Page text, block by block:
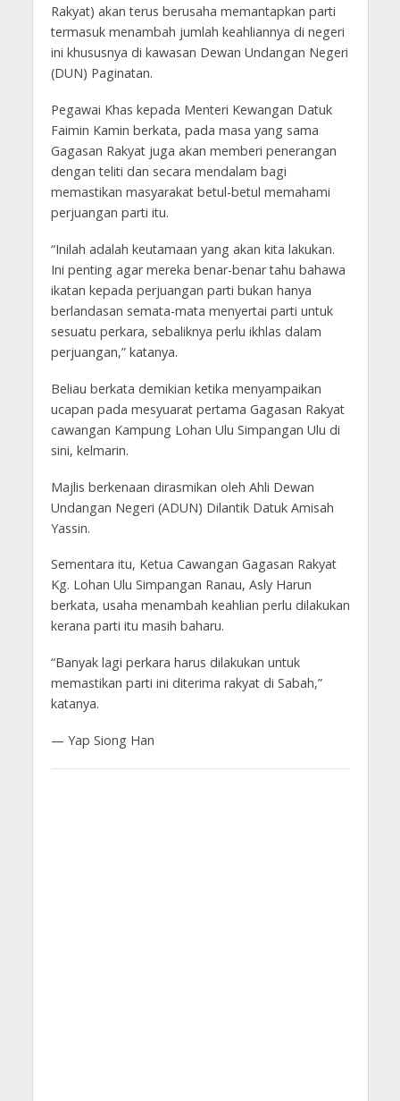
Rakyat) akan terus berusaha memantapkan parti
termasuk menambah jumlah keahliannya di negeri
ini khususnya di kawasan Dewan Undangan Negeri
(DUN) Paginatan.
Pegawai Khas kepada Menteri Kewangan Datuk
Faimin Kamin berkata, pada masa yang sama
Gagasan Rakyat juga akan memberi penerangan
dengan teliti dan secara mendalam bagi
memastikan masyarakat betul-betul memahami
perjuangan parti itu.
“Inilah adalah keutamaan yang akan kita lakukan.
Ini penting agar mereka benar-benar tahu bahawa
ikatan kepada perjuangan parti bukan hanya
berlandasan semata-mata menyertai parti untuk
sesuatu perkara, sebaliknya perlu ikhlas dalam
perjuangan,” katanya.
Beliau berkata demikian ketika menyampaikan
ucapan pada mesyuarat pertama Gagasan Rakyat
cawangan Kampung Lohan Ulu Simpangan Ulu di
sini, kelmarin.
Majlis berkenaan dirasmikan oleh Ahli Dewan
Undangan Negeri (ADUN) Dilantik Datuk Amisah
Yassin.
Sementara itu, Ketua Cawangan Gagasan Rakyat
Kg. Lohan Ulu Simpangan Ranau, Asly Harun
berkata, usaha menambah keahlian perlu dilakukan
kerana parti itu masih baharu.
“Banyak lagi perkara harus dilakukan untuk
memastikan parti ini diterima rakyat di Sabah,”
katanya.
— Yap Siong Han